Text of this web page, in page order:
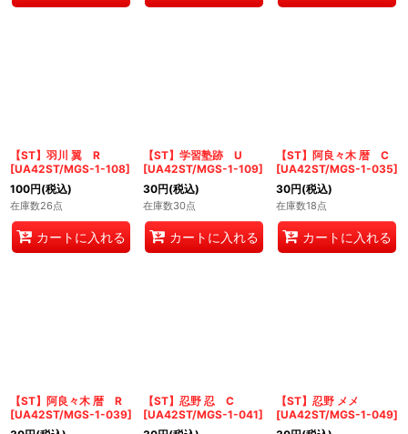
【ST】羽川 翼 R
[UA42ST/MGS-1-108]
100円(税込)
在庫数26点
カートに入れる
【ST】学習塾跡 U
[UA42ST/MGS-1-109]
30円(税込)
在庫数30点
カートに入れる
【ST】阿良々木 暦 C
[UA42ST/MGS-1-035]
30円(税込)
在庫数18点
カートに入れる
【ST】阿良々木 暦 R
[UA42ST/MGS-1-039]
【ST】忍野 忍 C
[UA42ST/MGS-1-041]
【ST】忍野 メメ
[UA42ST/MGS-1-049]